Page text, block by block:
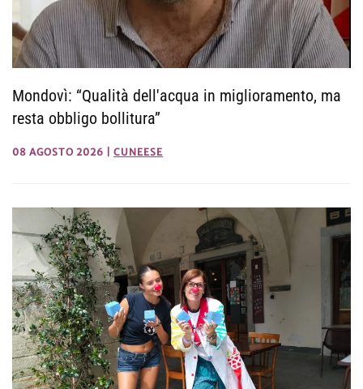
Mondovì: “Qualità dell'acqua in miglioramento, ma
resta obbligo bollitura”
08 AGOSTO 2026 CUNEESE